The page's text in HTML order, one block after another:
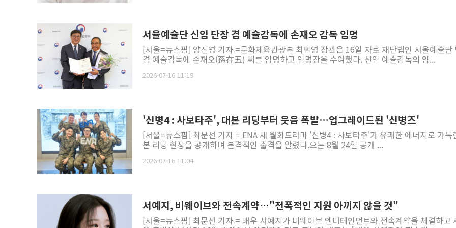
서울예술단 신임 단장 겸 예술감독에 손재오 감독 임명
[서울=뉴스핌] 양진영 기자 =문화체육관광부 최휘영 장관은 16일 자로 재단법인 서울예술단
겸 예술감독에 손재오(孫在五) 씨를 임명하고 임명장을 수여했다. 신임 예술감독의 임...
2026-07-16 11:19
'신병4 : 사보타주', 대본 리딩부터 웃음 폭발…업그레이드된 '신병즈'
[서울=뉴스핌] 최문선 기자 = ENA 새 월화드라마 '신병4 : 사보타주'가 유쾌한 에너지로 가득
본 리딩 현장을 공개하며 본격적인 출격을 알렸다.오는 8월 24일 공개 ...
2026-07-16 11:04
서예지, 비웨이브와 전속계약…"전폭적인 지원 아끼지 않을 것"
[서울=뉴스핌] 최문선 기자 = 배우 서예지가 비웨이브 엔터테인먼트와 전속계약을 체결하고